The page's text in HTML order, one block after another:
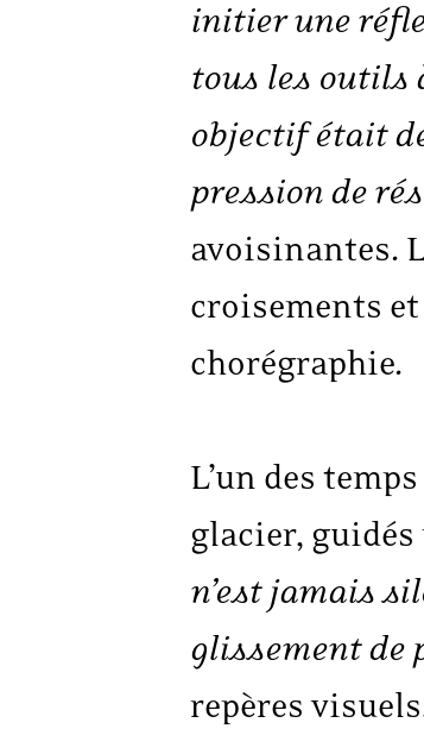
initier une
tous les outils
objectif était
pression de
avoisinantes.
croisements
chorégraphie.
L’un des
glacier, guidés
n’est jamais
glissement de
repères